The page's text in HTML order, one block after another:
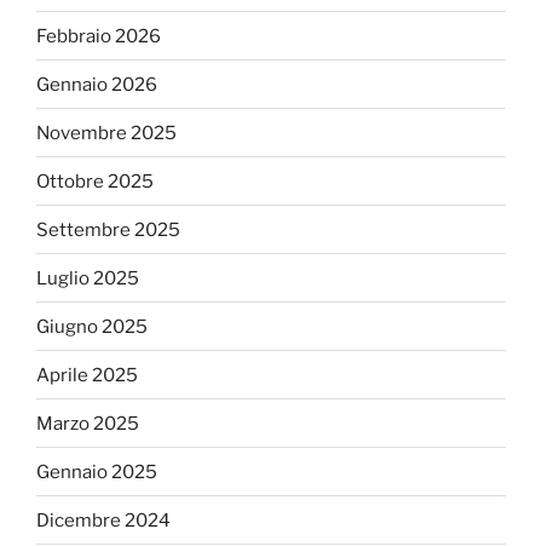
Febbraio 2026
Gennaio 2026
Novembre 2025
Ottobre 2025
Settembre 2025
Luglio 2025
Giugno 2025
Aprile 2025
Marzo 2025
Gennaio 2025
Dicembre 2024